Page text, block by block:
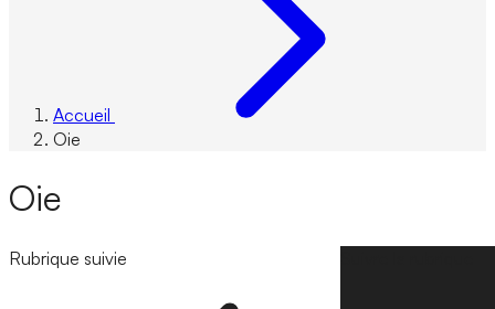
Accueil
Oie
Oie
Rubrique suivie